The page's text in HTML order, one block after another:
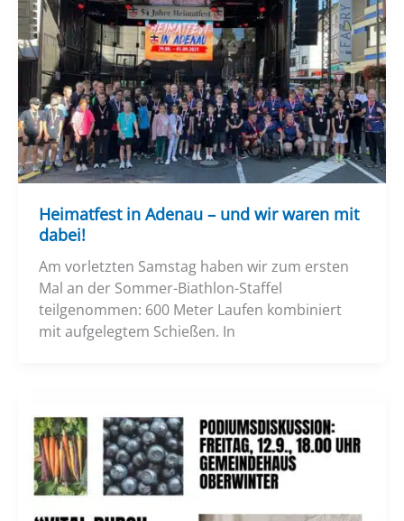
Heimatfest in Adenau – und wir waren mit
dabei!
Am vorletzten Samstag haben wir zum ersten
Mal an der Sommer-Biathlon-Staffel
teilgenommen: 600 Meter Laufen kombiniert
mit aufgelegtem Schießen. In